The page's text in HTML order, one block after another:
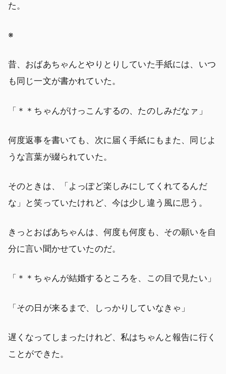
た。
※
昔、おばあちゃんとやりとりしていた手紙には、いつ
も同じ一文が書かれていた。
「＊＊ちゃんがけっこんするの、たのしみだなァ」
何度返事を書いても、次に届く手紙にもまた、同じよ
うな言葉が綴られていた。
そのときは、「よっぽど楽しみにしてくれてるんだ
な」と笑っていたけれど、今は少し違う風に思う。
きっとおばあちゃんは、何度も何度も、その願いを自
分に言い聞かせていたのだ。
「＊＊ちゃんが結婚するところを、この目で見たい」
「その日が来るまで、しっかりしていなきゃ」
遅くなってしまったけれど、私はちゃんと報告に行く
ことができた。